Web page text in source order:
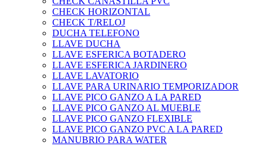
CHECK HORIZONTAL
CHECK T/RELOJ
DUCHA TELEFONO
LLAVE DUCHA
LLAVE ESFERICA BOTADERO
LLAVE ESFERICA JARDINERO
LLAVE LAVATORIO
LLAVE PARA URINARIO TEMPORIZADOR
LLAVE PICO GANZO A LA PARED
LLAVE PICO GANZO AL MUEBLE
LLAVE PICO GANZO FLEXIBLE
LLAVE PICO GANZO PVC A LA PARED
MANUBRIO PARA WATER